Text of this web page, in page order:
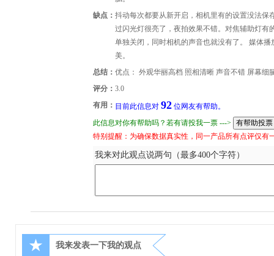
缺点： 抖动每次都要从新开启，相机里有的设置没法
过闪光灯很亮了，夜拍效果不错。对焦辅助灯有
单独关闭，同时相机的声音也就没有了。 媒体
美。
总结： 优点： 外观华丽高档 照相清晰 声音不错 屏幕细
评分： 3.0
有用： 目前此信息对 92 位网友有帮助。
此信息对你有帮助吗？若有请投我一票 --->
特别提醒：为确保数据真实性，同一产品所有点评仅有
我来对此观点说两句（最多400个字符）
★ 我来发表一下我的观点